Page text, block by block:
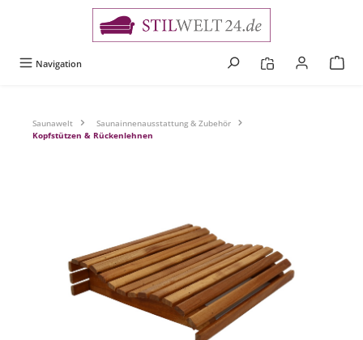
Navigation
Saunawelt
Saunainnenausstattung & Zubehör
Kopfstützen & Rückenlehnen